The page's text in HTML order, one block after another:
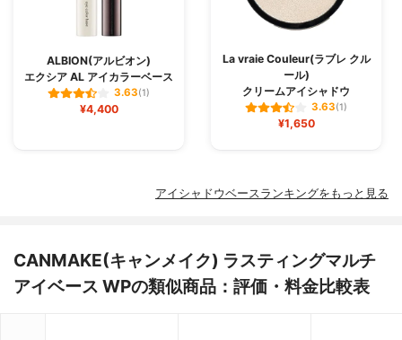
ALBION(アルビオン)
エクシア AL アイカラーベース
3.63(1)
¥4,400
La vraie Couleur(ラブレ クル
ール)
クリームアイシャドウ
3.63(1)
¥1,650
アイシャドウベースランキングをもっと見る
CANMAKE(キャンメイク) ラスティングマルチ
アイベース WPの類似商品：評価・料金比較表